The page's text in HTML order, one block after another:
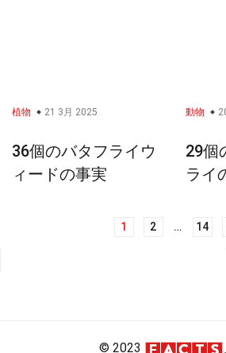
植物 21 3月 2025
36個のバタフライウ
ィードの事実
動物
29個
ライ
1 2 … 14
© 2023